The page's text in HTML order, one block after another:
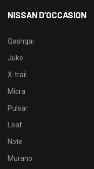
NISSAN D’OCCASION
Qashqai
Juke
X-trail
Micra
Pulsar
Leaf
Note
Murano